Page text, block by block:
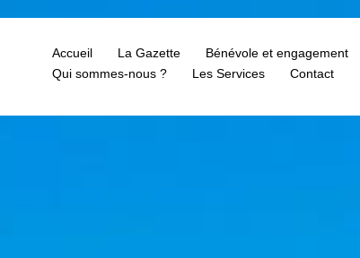
Accueil La Gazette Bénévole et engagement
Qui sommes-nous ?
Les Services Contact